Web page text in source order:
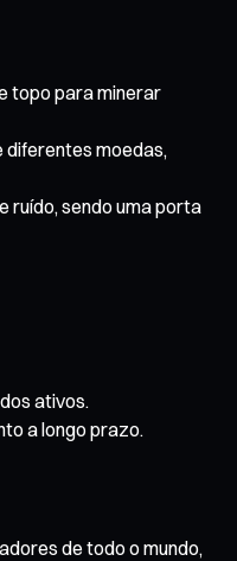
topo para minerar
diferentes moedas,
ruído, sendo uma porta
ativos.
a longo prazo.
de todo o mundo,